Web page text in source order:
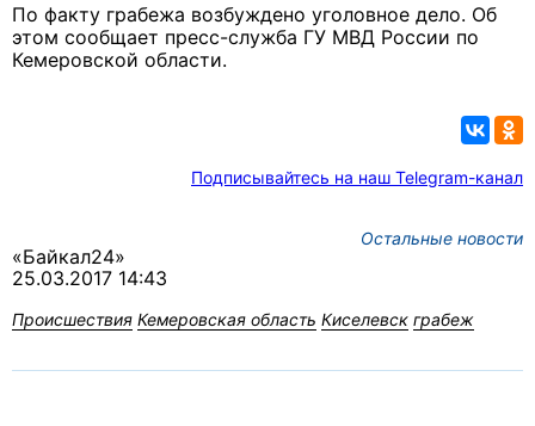
По факту грабежа возбуждено уголовное дело. Об
этом сообщает пресс-служба ГУ МВД России по
Кемеровской области.
Подписывайтесь на наш Telegram-канал
Остальные новости
«Байкал24»
25.03.2017 14:43
Происшествия Кемеровская область Киселевск грабеж